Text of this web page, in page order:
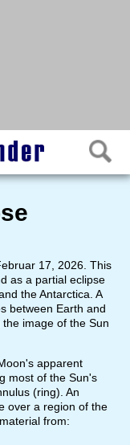
17, 2026. This
as a partial eclipse
the Antarctica. A
between Earth and
image of the Sun
apparent
most of the Sun's
(ring). An
over a region of the
from: